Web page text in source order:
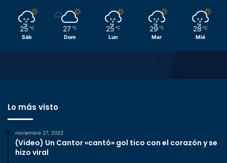
25 ℃
Sáb
27 ℃
Dom
25 ℃
Lun
29 ℃
Mar
28 ℃
Mié
Lo más visto
noviembre 27, 2022
(Video) Un Cantor «cantó» gol tico con el corazón y se
hizo viral